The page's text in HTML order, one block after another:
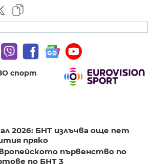
спорт
2026: БНТ излъчва още пет
пряко
първенство по
по БНТ 3